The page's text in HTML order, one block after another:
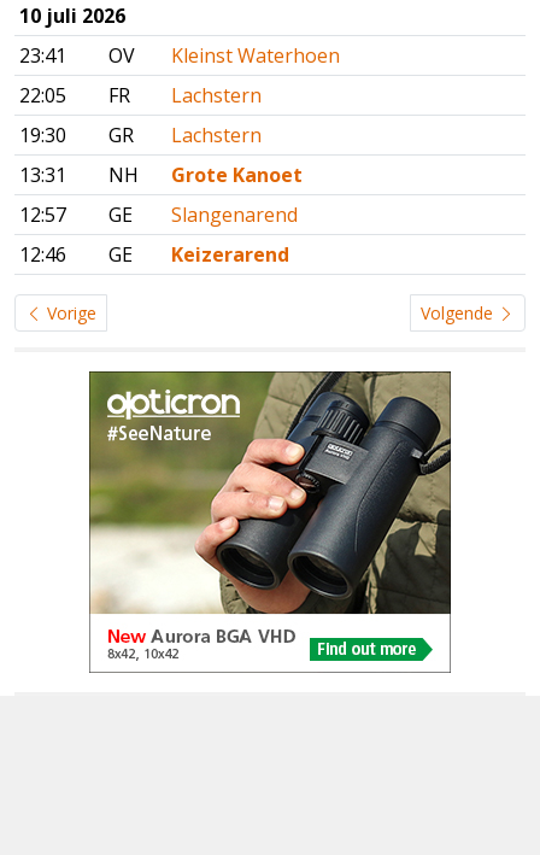
10 juli 2026
23:41
OV
Kleinst Waterhoen
22:05
FR
Lachstern
19:30
GR
Lachstern
13:31
NH
Grote Kanoet
12:57
GE
Slangenarend
12:46
GE Keizerarend
Vorige Volgende